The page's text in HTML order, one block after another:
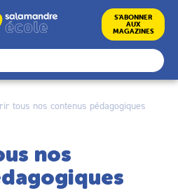
S’ABONNER
AUX
MAGAZINES
tous nos contenus pédagogiques
nos